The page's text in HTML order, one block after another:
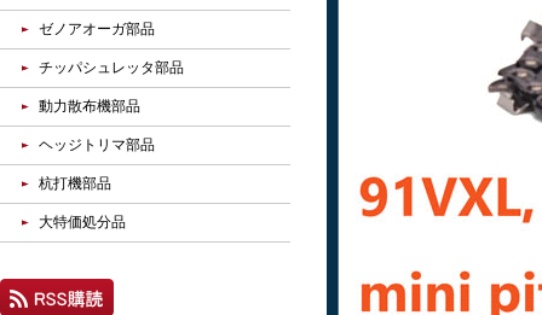
ゼノアオーガ部品
チッパシュレッタ部品
動力散布機部品
ヘッジトリマ部品
杭打機部品
大特価処分品